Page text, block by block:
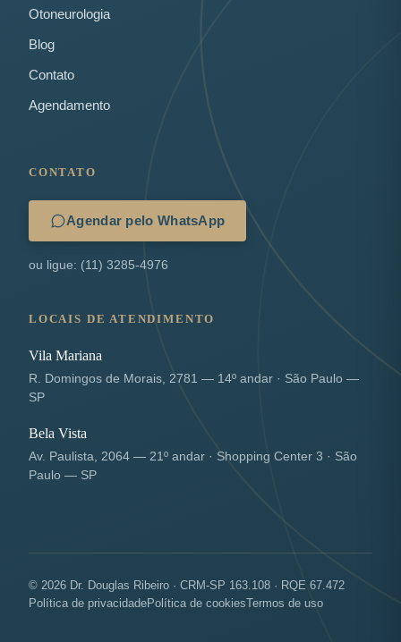
Otoneurologia
Blog
Contato
Agendamento
CONTATO
Agendar pelo WhatsApp
ou ligue: (11) 3285-4976
LOCAIS DE ATENDIMENTO
Vila Mariana
R. Domingos de Morais, 2781 — 14º andar · São Paulo —
SP
Bela Vista
Av. Paulista, 2064 — 21º andar · Shopping Center 3 · São
Paulo — SP
© 2026 Dr. Douglas Ribeiro · CRM-SP 163.108 · RQE 67.472
Política de privacidadePolítica de cookiesTermos de uso